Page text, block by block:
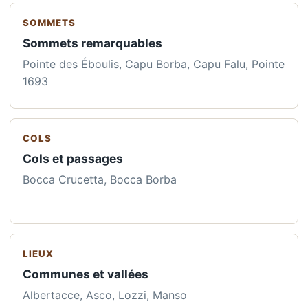
SOMMETS
Sommets remarquables
Pointe des Éboulis, Capu Borba, Capu Falu, Pointe
1693
COLS
Cols et passages
Bocca Crucetta, Bocca Borba
LIEUX
Communes et vallées
Albertacce, Asco, Lozzi, Manso